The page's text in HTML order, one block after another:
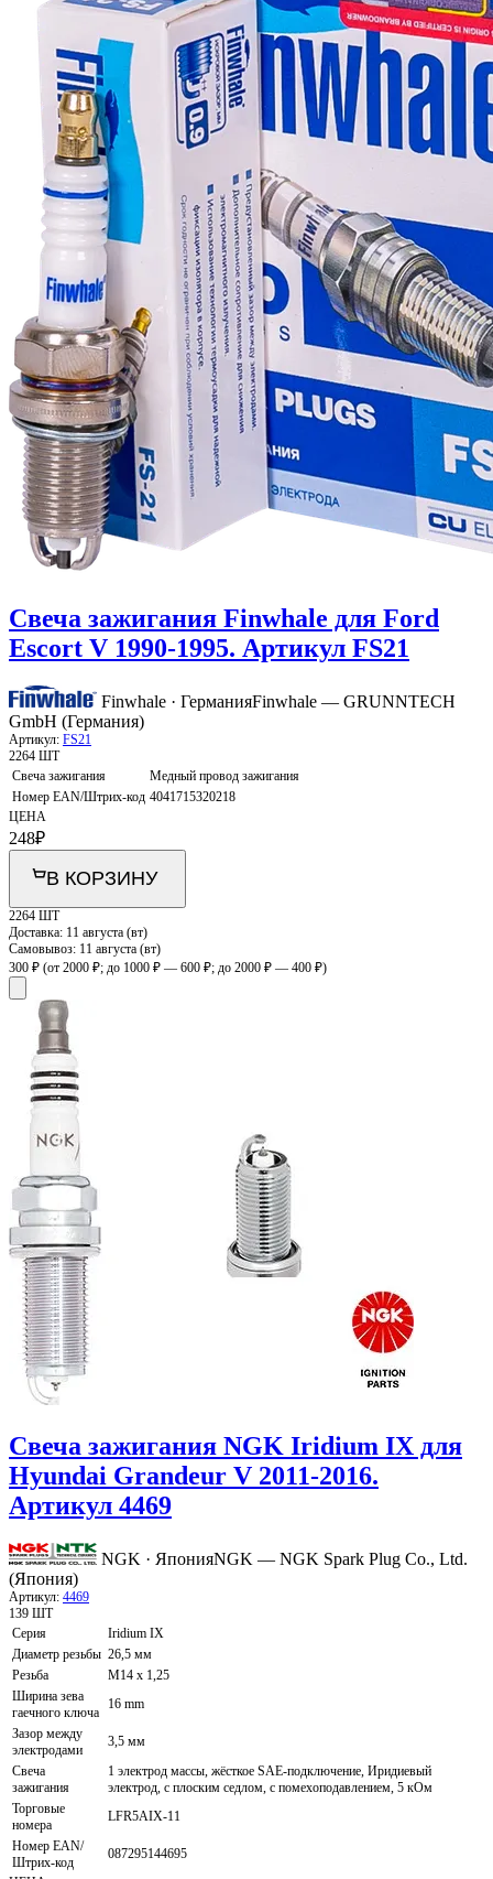
Свеча зажигания Finwhale для Ford
Escort V 1990-1995. Артикул FS21
Finwhale · ГерманияFinwhale — GRUNNTECH
GmbH (Германия)
Артикул: FS21
2264 ШТ
Свеча зажигания
Медный провод зажигания
Номер EAN/Штрих-код 4041715320218
ЦЕНА
248₽
В КОРЗИНУ
2264 ШТ
Доставка: 11 августа (вт)
Самовывоз: 11 августа (вт)
300 ₽ (от 2000 ₽; до 1000 ₽ — 600 ₽; до 2000 ₽ — 400 ₽)
Свеча зажигания NGK Iridium IX для
Hyundai Grandeur V 2011-2016.
Артикул 4469
NGK · ЯпонияNGK — NGK Spark Plug Co., Ltd.
(Япония)
Артикул: 4469
139 ШТ
Серия
Iridium IX
Диаметр резьбы 26,5 мм
Резьба
M14 x 1,25
Ширина зева
гаечного ключа
16 mm
Зазор между
электродами
3,5 мм
Свеча
зажигания
1 электрод массы, жёсткое SAE-подключение, Иридиевый
электрод, с плоским седлом, с помехоподавлением, 5 кОм
Торговые
номера
LFR5AIX-11
Номер EAN/
Штрих-код
087295144695